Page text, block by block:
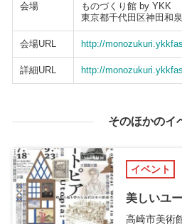
会場
ものづくり館 by YKK
東京都千代田区神田和
会場URL http://
詳細URL http://
そのほかのイ
イベント
美しいユ
高崎市美術